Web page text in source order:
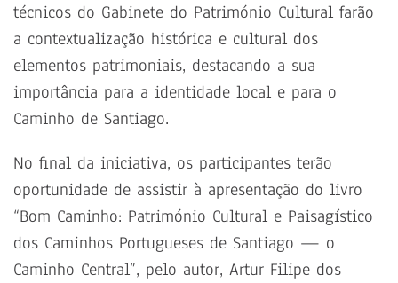
técnicos do Gabinete do Património Cultural farão
a contextualização histórica e cultural dos
elementos patrimoniais, destacando a sua
importância para a identidade local e para o
Caminho de Santiago.
No final da iniciativa, os participantes terão
oportunidade de assistir à apresentação do livro
“Bom Caminho: Património Cultural e Paisagístico
dos Caminhos Portugueses de Santiago — o
Caminho Central”, pelo autor, Artur Filipe dos